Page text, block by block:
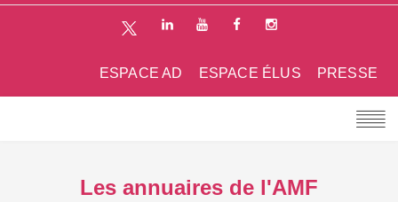
PRESSE
ESPACE ÉLUS
ESPACE AD
Les annuaires de l'AMF